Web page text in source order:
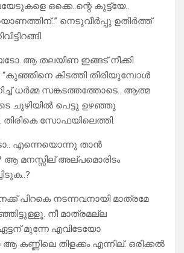
ഒക്കെ..ന്റെ കുട്ട്യേ..
നെടുവീർപ്പു ഉതിർത്ത്
തലയിണ ഇങ്ങട് നീക്കി
“കുഞ്ഞിനെ കിടത്തി തിരിയുമ്പോൾ
ധർമ്മ സങ്കടത്തത്തോടെ.. ആത്മ
ചുഴിയിൽ പെട്ടു ഉഴഞ്ഞു
തിരികെ സോഫയിലെത്തി.
എന്നെയൊന്നു താൻ
ആ മനസ്സില് അല്പമൊരിടം
പിറകെ നടന്നവനായി മാത്രമേ
നീ മാത്രമല്ല
മുന്നേ എവിടേയോ
കണ്ണിലെ തിളക്കം എന്നില്. ഒരിക്കൽ